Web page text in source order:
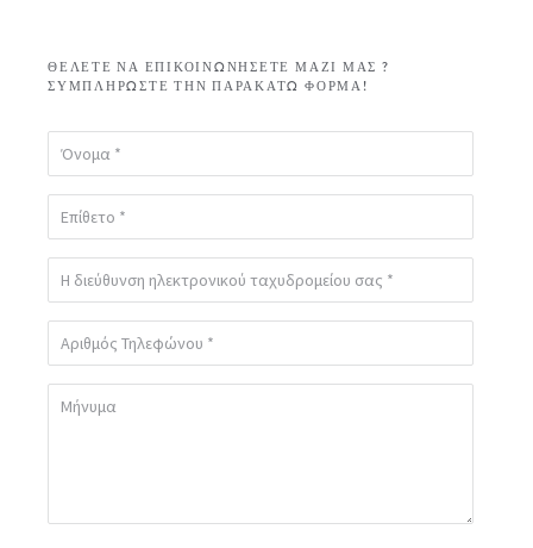
ΘΈΛΕΤΕ ΝΑ ΕΠΙΚΟΙΝΩΝΉΣΕΤΕ ΜΑΖΊ ΜΑΣ ?
ΣΥΜΠΛΗΡΏΣΤΕ ΤΗΝ ΠΑΡΑΚΆΤΩ ΦΌΡΜΑ!